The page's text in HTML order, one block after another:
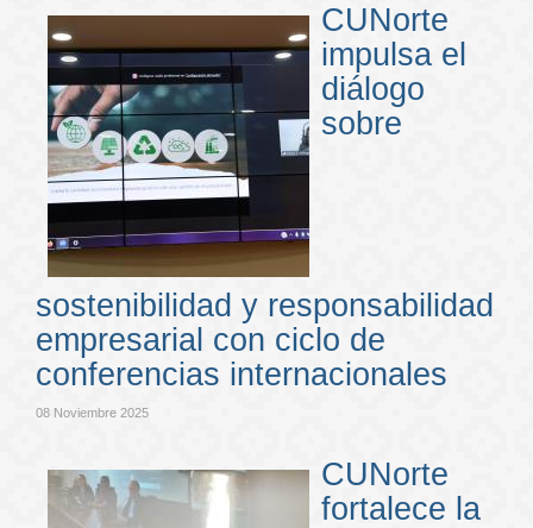
CUNorte
impulsa el
diálogo
sobre
sostenibilidad y responsabilidad
empresarial con ciclo de
conferencias internacionales
08 Noviembre 2025
CUNorte
fortalece la